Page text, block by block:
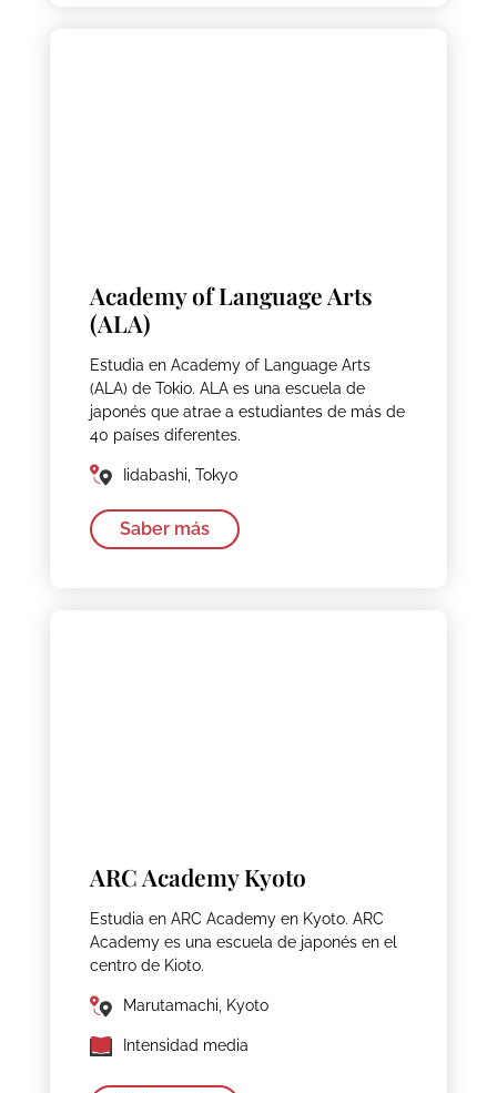
Academy of Language Arts
(ALA)
Estudia en Academy of Language Arts
(ALA) de Tokio. ALA es una escuela de
japonés que atrae a estudiantes de más de
40 países diferentes.
Iidabashi, Tokyo
Saber más
ARC Academy Kyoto
Estudia en ARC Academy en Kyoto. ARC
Academy es una escuela de japonés en el
centro de Kioto.
Marutamachi, Kyoto
Intensidad media